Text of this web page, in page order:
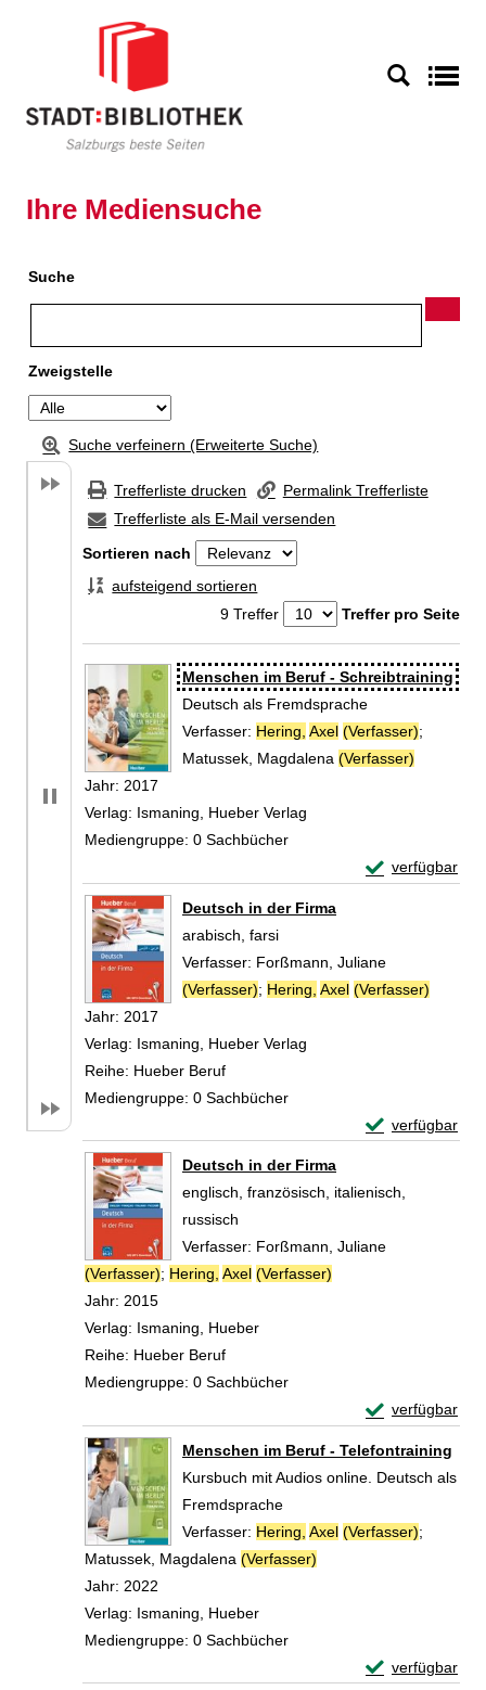
Ihre Mediensuche
Suche
Zweigstelle
Suche verfeinern (Erweiterte Suche)
Trefferliste drucken
Permalink Trefferliste
Trefferliste als E-Mail versenden
Sortieren nach
aufsteigend sortieren
9 Treffer
Treffer pro Seite
Suchergebnis
Zu den Suchfiltern springen
Menschen im Beruf - Schreibtraining
Deutsch als Fremdsprache
Verfasser: Hering, Axel (Verfasser);
Matussek, Magdalena (Verfasser)
Jahr: 2017
Verlag: Ismaning, Hueber Verlag
Mediengruppe: 0 Sachbücher
verfügbar
Exemplar-
Deutsch in der Firma
arabisch, farsi
Verfasser: Forßmann, Juliane
(Verfasser); Hering, Axel (Verfasser)
Jahr: 2017
Verlag: Ismaning, Hueber Verlag
Reihe: Hueber Beruf
Mediengruppe: 0 Sachbücher
verfügbar
Exemplar-
Deutsch in der Firma
englisch, französisch, italienisch,
russisch
Verfasser: Forßmann, Juliane
(Verfasser); Hering, Axel (Verfasser)
Jahr: 2015
Verlag: Ismaning, Hueber
Reihe: Hueber Beruf
Mediengruppe: 0 Sachbücher
verfügbar
Exemplar-
Menschen im Beruf - Telefontraining
Kursbuch mit Audios online. Deutsch als
Fremdsprache
Verfasser: Hering, Axel (Verfasser);
Matussek, Magdalena (Verfasser)
Jahr: 2022
Verlag: Ismaning, Hueber
Mediengruppe: 0 Sachbücher
verfügbar
Exemplar-